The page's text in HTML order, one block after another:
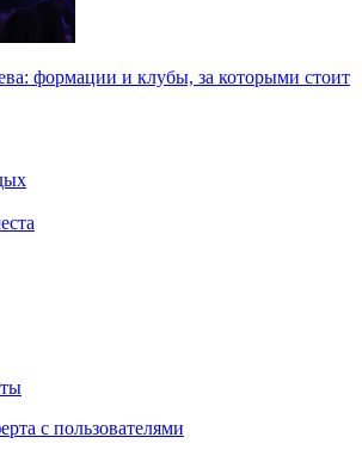
формации и клубы, за которыми стоит
с пользователями